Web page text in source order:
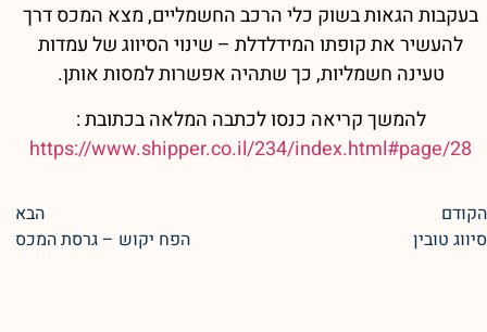
בעקבות הגאות בשוק כלי הרכב החשמליים, מצא המכס דרך
להעשיר את קופתו המידלדלת – שינוי הסיווג של עמדות
טעינה חשמליות, כך שתהיה אפשרות למסות אותן.
להמשך קריאה כנסו לכתבה המלאה בכתובת :
https://www.shipper.co.il/234/index.html#page/28
הקודם
סיווג טובין
הבא
הפח יקוש – גרסת המכס